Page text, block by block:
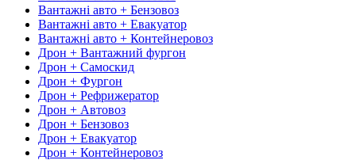
Вантажні авто + Бензовоз
Вантажні авто + Евакуатор
Вантажні авто + Контейнеровоз
Дрон + Вантажний фургон
Дрон + Самоскид
Дрон + Фургон
Дрон + Рефрижератор
Дрон + Автовоз
Дрон + Бензовоз
Дрон + Евакуатор
Дрон + Контейнеровоз